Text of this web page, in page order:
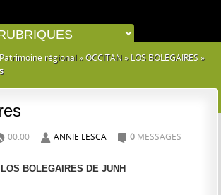
Patrimoine régional »OCCITAN » LOS BOLEGAIRES »
00:00 A ANNIE LESCA 0 MESSAGES
LOS BOLEGAIRES DE JUNH